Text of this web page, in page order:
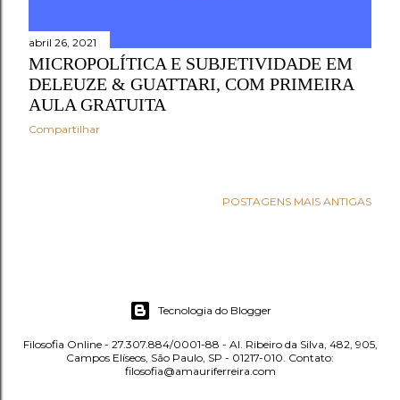
n
s
abril 26, 2021
MICROPOLÍTICA E SUBJETIVIDADE EM
DELEUZE & GUATTARI, COM PRIMEIRA
AULA GRATUITA
Compartilhar
POSTAGENS MAIS ANTIGAS
Tecnologia do Blogger
Filosofia Online - 27.307.884/0001-88 - Al. Ribeiro da Silva, 482, 905,
Campos Elíseos, São Paulo, SP - 01217-010. Contato:
filosofia@amauriferreira.com